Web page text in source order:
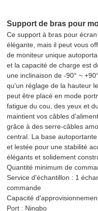
Support de bras pour
Ce support à bras pour
élégante, mais il peut vous
de moniteur unique
et la capacité de charge est
une inclinaison de -90° ~
qu'un réglage de la hauteur
peut être placé en mode
fatigue du cou, des yeux et
maintient vos câbles
grâce à des serre-câbles
central. La base
et lestée pour une stabilité
élégants et solidement
Quantité minimum de
Service d'échantillon : 1
commande
Capacité
Port : Ningbo